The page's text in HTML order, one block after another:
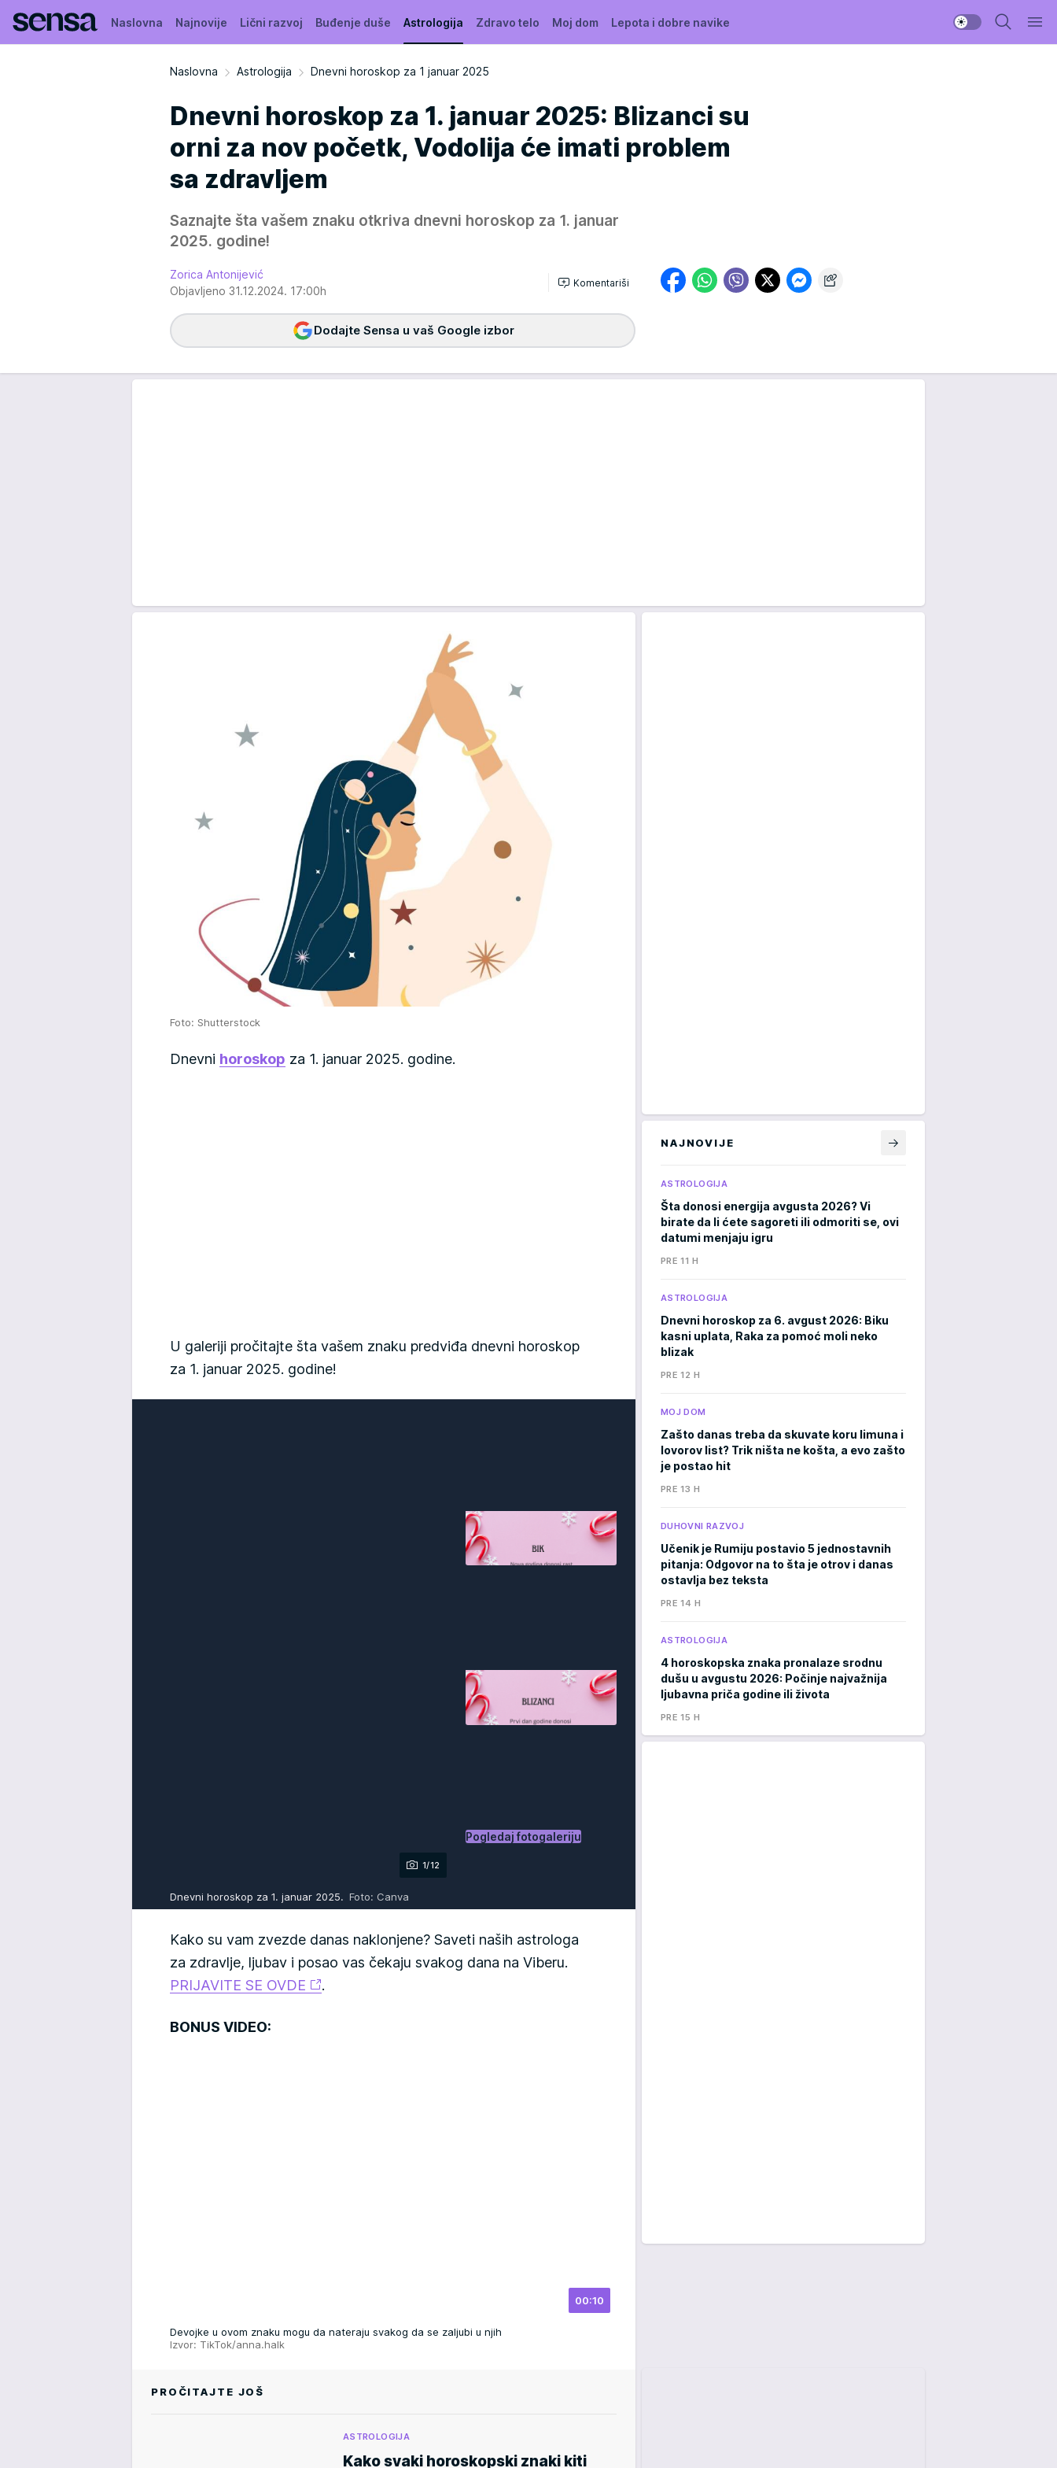
Naslovna Najnovije Lični razvoj Buđenje duše Astrologija Zdravo telo Moj dom Lepota i dobre navike
Naslovna Astrologija Dnevni horoskop za 1 januar 2025
Dnevni horoskop za 1. januar 2025: Blizanci su
orni za nov početk, Vodolija će imati problem
sa zdravljem
Saznajte šta vašem znaku otkriva dnevni horoskop za 1. januar
2025. godine!
Zorica Antonijević
Objavljeno 31.12.2024. 17:00h
Komentariši
Dodajte Sensa u vaš Google izbor
Foto: Shutterstock
Dnevni horoskop za 1. januar 2025. godine.
U galeriji pročitajte šta vašem znaku predviđa dnevni horoskop
za 1. januar 2025. godine!
1/12
Pogledaj fotogaleriju
Dnevni horoskop za 1. januar 2025. Foto: Canva
Kako su vam zvezde danas naklonjene? Saveti naših astrologa
za zdravlje, ljubav i posao vas čekaju svakog dana na Viberu.
PRIJAVITE SE OVDE
.
BONUS VIDEO:
00:10
Devojke u ovom znaku mogu da nateraju svakog da se zaljubi u njih
Izvor: TikTok/anna.halk
PROČITAJTE JOŠ
ASTROLOGIJA
Kako svaki horoskopski znaki kiti
NAJNOVIJE
ASTROLOGIJA
Šta donosi energija avgusta 2026? Vi
birate da li ćete sagoreti ili odmoriti se, ovi
datumi menjaju igru
PRE 11 H
ASTROLOGIJA
Dnevni horoskop za 6. avgust 2026: Biku
kasni uplata, Raka za pomoć moli neko
blizak
PRE 12 H
MOJ DOM
Zašto danas treba da skuvate koru limuna i
lovorov list? Trik ništa ne košta, a evo zašto
je postao hit
PRE 13 H
DUHOVNI RAZVOJ
Učenik je Rumiju postavio 5 jednostavnih
pitanja: Odgovor na to šta je otrov i danas
ostavlja bez teksta
PRE 14 H
ASTROLOGIJA
4 horoskopska znaka pronalaze srodnu
dušu u avgustu 2026: Počinje najvažnija
ljubavna priča godine ili života
PRE 15 H